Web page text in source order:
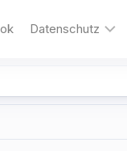
Datenschutz